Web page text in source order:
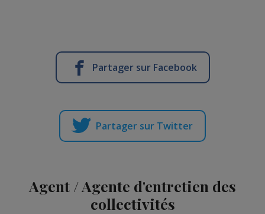
Partager sur Facebook
Partager sur Twitter
Agent / Agente d'entretien des
collectivités